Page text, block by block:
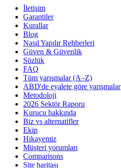
İletişim
Garantiler
Kurallar
Blog
Nasıl Yapılır Rehberleri
Güven & Güvenlik
Sözlük
FAQ
Tüm yarışmalar (A–Z)
ABD'de eyalete göre yarışmalar
Metodoloji
2026 Sektör Raporu
Kurucu hakkında
Biz vs alternatifler
Ekip
Hikayemiz
Müşteri yorumları
Comparisons
Site haritası